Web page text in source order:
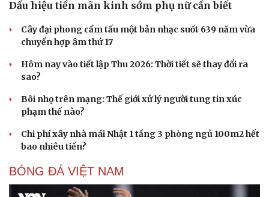
Sức khỏe
Cây thuốc
Sản phụ khoa
Nam khoa
Làm đẹp - giảm cân
Phòng mạch online
Ăn sạch sống khỏe
Blog
Dấu hiệu tiền mãn kinh sớm phụ nữ cần biết
Cây đại phong cầm tấu một bản nhạc suốt 639 năm vừa
chuyển hợp âm thứ 17
Hôm nay vào tiết lập Thu 2026: Thời tiết sẽ thay đổi ra
sao?
Bôi nhọ trên mạng: Thế giới xử lý người tung tin xúc
phạm thế nào?
Chi phí xây nhà mái Nhật 1 tầng 3 phòng ngủ 100m2 hết
bao nhiêu tiền?
BÓNG ĐÁ VIỆT NAM